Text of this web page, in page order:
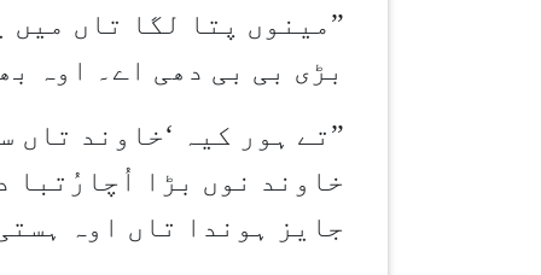
”مینوں پتا لگا تاں
بڑی بی بی دھی اے۔ اوہ
”تے ہور کیہ ‘خاوند تاں
خاوند نوں بڑا اُچارُتبا
جایز ہوندا تاں اوہ